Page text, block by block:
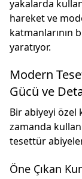
yakalarda
hareket ve
katmanlarının
yaratıyor.
Modern
Gücü ve
Bir abiyeyi özel
zamanda
tesettür
Öne Çıkan